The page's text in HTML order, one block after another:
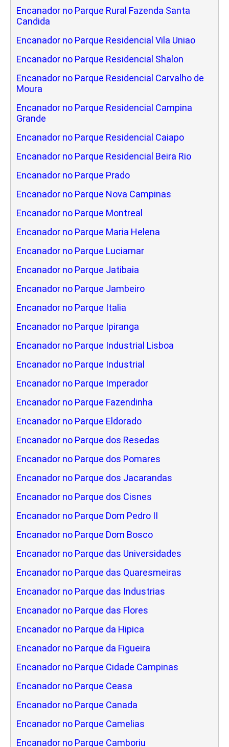
Encanador no Parque Rural Fazenda Santa
Candida
Encanador no Parque Residencial Vila Uniao
Encanador no Parque Residencial Shalon
Encanador no Parque Residencial Carvalho de
Moura
Encanador no Parque Residencial Campina
Grande
Encanador no Parque Residencial Caiapo
Encanador no Parque Residencial Beira Rio
Encanador no Parque Prado
Encanador no Parque Nova Campinas
Encanador no Parque Montreal
Encanador no Parque Maria Helena
Encanador no Parque Luciamar
Encanador no Parque Jatibaia
Encanador no Parque Jambeiro
Encanador no Parque Italia
Encanador no Parque Ipiranga
Encanador no Parque Industrial Lisboa
Encanador no Parque Industrial
Encanador no Parque Imperador
Encanador no Parque Fazendinha
Encanador no Parque Eldorado
Encanador no Parque dos Resedas
Encanador no Parque dos Pomares
Encanador no Parque dos Jacarandas
Encanador no Parque dos Cisnes
Encanador no Parque Dom Pedro II
Encanador no Parque Dom Bosco
Encanador no Parque das Universidades
Encanador no Parque das Quaresmeiras
Encanador no Parque das Industrias
Encanador no Parque das Flores
Encanador no Parque da Hipica
Encanador no Parque da Figueira
Encanador no Parque Cidade Campinas
Encanador no Parque Ceasa
Encanador no Parque Canada
Encanador no Parque Camelias
Encanador no Parque Camboriu